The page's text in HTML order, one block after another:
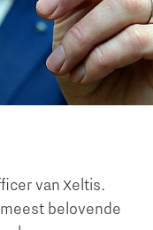
van Xeltis.
belovende